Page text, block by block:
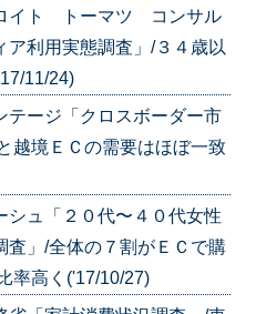
ロイト トーマツ コンサル
ア利用実態調査」/３４歳以
11/24)
テージ「クロスボーダー市
越境ＥＣの需要はほぼ一致
シュ「２０代〜４０代女性
査」/全体の７割がＥＣで購
率高く('17/10/27)